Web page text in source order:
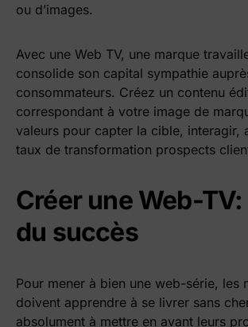
ou d’images.
Avec une Web TV, une marque
consolide son capital sympathie
consommateurs. Créez un contenu
correspondant à votre image de
valeurs pour capter la cible, interagir,
taux de transformation prospects
Créer une Web-
du succès
Pour mener à bien une web-série, les
doivent apprendre à se livrer sans
absolument à mettre en avant leurs